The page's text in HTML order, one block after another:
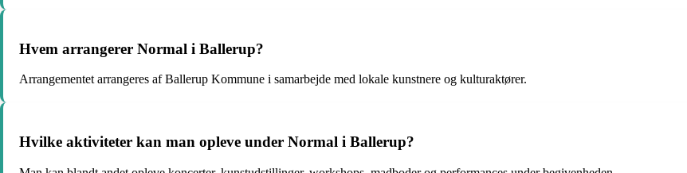
Hvem arrangerer Normal i Ballerup?
Arrangementet arrangeres af Ballerup Kommune i samarbejde med lokale kunstnere og kulturaktører.
Hvilke aktiviteter kan man opleve under Normal i Ballerup?